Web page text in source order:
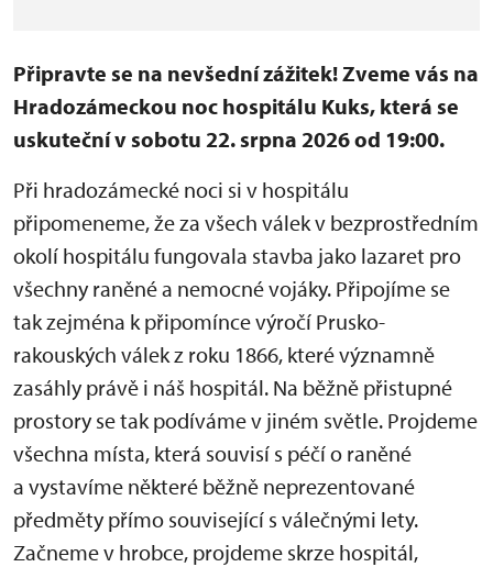
Připravte se na nevšední zážitek! Zveme vás na
Hradozámeckou noc hospitálu Kuks, která se
uskuteční v sobotu 22. srpna 2026 od 19:00.
Při hradozámecké noci si v hospitálu
připomeneme, že za všech válek v bezprostředním
okolí hospitálu fungovala stavba jako lazaret pro
všechny raněné a nemocné vojáky. Připojíme se
tak zejména k připomínce výročí Prusko-
rakouských válek z roku 1866, které významně
zasáhly právě i náš hospitál. Na běžně přistupné
prostory se tak podíváme v jiném světle. Projdeme
všechna místa, která souvisí s péčí o raněné
a vystavíme některé běžně neprezentované
předměty přímo související s válečnými lety.
Začneme v hrobce, projdeme skrze hospitál,